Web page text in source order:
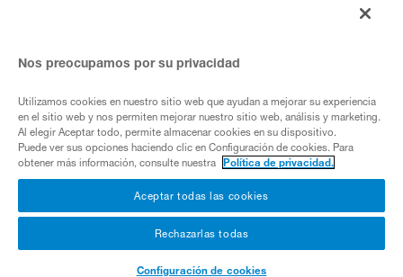
Empresa de ADover
Cookies
Condiciones de uso
Nos preocupamos por su privacidad
Utilizamos cookies en nuestro sitio web que ayudan a mejorar su experiencia
en el sitio web y nos permiten mejorar nuestro sitio web, análisis y marketing.
Al elegir Aceptar todo, permite almacenar cookies en su dispositivo.
Puede ver sus opciones haciendo clic en Configuración de cookies. Para
obtener más información, consulte nuestra
Política de privacidad.
Aceptar todas las cookies
Rechazarlas todas
Configuración de cookies